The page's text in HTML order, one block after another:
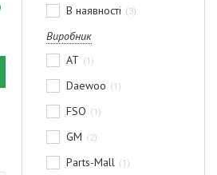
В наявності
3
Виробник
AT
1
Daewoo 1
FSO 1
GM 2
Parts-Mall 1